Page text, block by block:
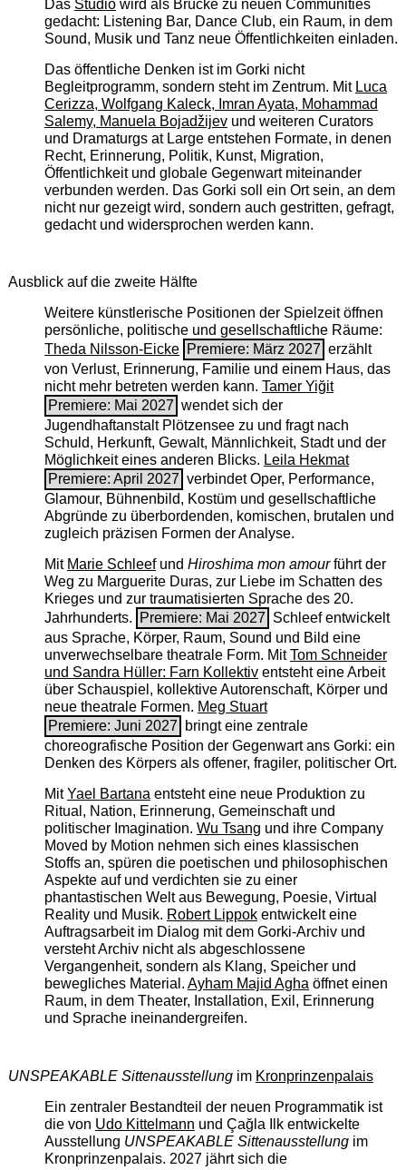
Das Studiowird als Brücke zu neuen Communities
gedacht: Listening Bar, Dance Club, ein Raum, in dem
Sound, Musik und Tanz neue Öffentlichkeiten einladen.
Das öffentliche Denken ist im Gorki nicht
Begleitprogramm, sondern steht im Zentrum. Mit Luca
Cerizza, Wolfgang Kaleck, Imran Ayata, Mohammad
Salemy, Manuela Bojadžijevund weiteren Curators
und Dramaturgs at Large entstehen Formate, in denen
Recht, Erinnerung, Politik, Kunst, Migration,
Öffentlichkeit und globale Gegenwart miteinander
verbunden werden. Das Gorki soll ein Ort sein, an dem
nicht nur gezeigt wird, sondern auch gestritten, gefragt,
gedacht und widersprochen werden kann.
Ausblick auf die zweite Hälfte
Weitere künstlerische Positionen der Spielzeit öffnen
persönliche, politische und gesellschaftliche Räume:
Theda Nilsson-Eicke Premiere: März 2027 erzählt
von Verlust, Erinnerung, Familie und einem Haus, das
nicht mehr betreten werden kann. Tamer Yiğit
Premiere: Mai 2027 wendet sich der
Jugendhaftanstalt Plötzensee zu und fragt nach
Schuld, Herkunft, Gewalt, Männlichkeit, Stadt und der
Möglichkeit eines anderen Blicks. Leila Hekmat
Premiere: April 2027 verbindet Oper, Performance,
Glamour, Bühnenbild, Kostüm und gesellschaftliche
Abgründe zu überbordenden, komischen, brutalen und
zugleich präzisen Formen der Analyse.
Mit Marie Schleefund Hiroshima mon amourführt der
Weg zu Marguerite Duras, zur Liebe im Schatten des
Krieges und zur traumatisierten Sprache des 20.
Jahrhunderts.
Premiere: Mai 2027 Schleef entwickelt
aus Sprache, Körper, Raum, Sound und Bild eine
unverwechselbare theatrale Form. MitTom Schneider
und Sandra Hüller: Farn Kollektiventsteht eine Arbeit
über Schauspiel, kollektive Autorenschaft, Körper und
neue theatrale Formen. Meg Stuart
Premiere: Juni 2027
bringt eine zentrale
choreografische Position der Gegenwart ans Gorki: ein
Denken des Körpers als offener, fragiler, politischer Ort.
MitYael Bartanaentsteht eine neue Produktion zu
Ritual, Nation, Erinnerung, Gemeinschaft und
politischer Imagination. Wu Tsang und ihre Company
Moved by Motion nehmen sich eines klassischen
Stoffs an, spüren die poetischen und philosophischen
Aspekte auf und verdichten sie zu einer
phantastischen Welt aus Bewegung, Poesie, Virtual
Reality und Musik. Robert Lippokentwickelt eine
Auftragsarbeit im Dialog mit dem Gorki-Archiv und
versteht Archiv nicht als abgeschlossene
Vergangenheit, sondern als Klang, Speicher und
bewegliches Material. Ayham Majid Aghaöffnet einen
Raum, in dem Theater, Installation, Exil, Erinnerung
und Sprache ineinandergreifen.
UNSPEAKABLE Sittenausstellungim Kronprinzenpalais
Ein zentraler Bestandteil der neuen Programmatik ist
die von Udo Kittelmann und Çağla Ilk entwickelte
Ausstellung UNSPEAKABLE Sittenausstellungim
Kronprinzenpalais. 2027 jährt sich die